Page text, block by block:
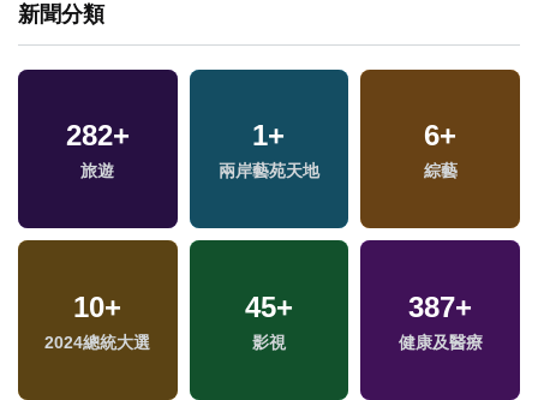
新聞分類
282+
旅遊
1+
兩岸藝苑天地
6+
綜藝
10+
2024總統大選
45+
影視
387+
健康及醫療